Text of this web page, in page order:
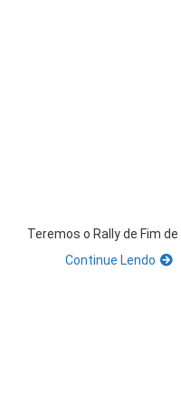
Teremos o Rally de Fim de
Continue Lendo